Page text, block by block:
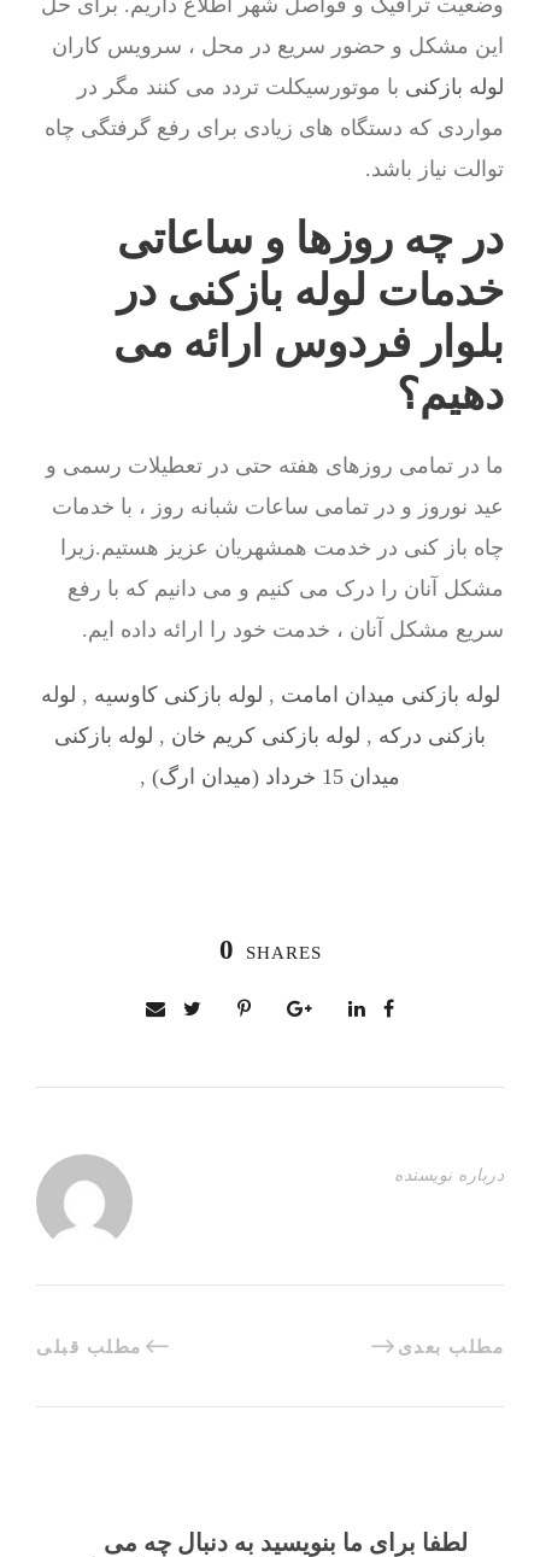
وضعیت ترافیک و فواصل شهر اطلاع داریم. برای حل
این مشکل و حضور سریع در محل ، سرویس کاران
لوله بازکنی با موتورسیکلت تردد می کنند مگر در
مواردی که دستگاه های زیادی برای رفع گرفتگی چاه
توالت نیاز باشد.
در چه روزها و ساعاتی
خدمات لوله بازکنی در
بلوار فردوس ارائه می
دهیم؟
ما در تمامی روزهای هفته حتی در تعطیلات رسمی و
عید نوروز و در تمامی ساعات شبانه روز ، با خدمات
چاه باز کنی در خدمت همشهریان عزیز هستیم.زیرا
مشکل آنان را درک می کنیم و می دانیم که با رفع
سریع مشکل آنان ، خدمت خود را ارائه داده ایم.
لوله بازکنی میدان امامت , لوله بازکنی کاوسیه , لوله
بازکنی درکه , لوله بازکنی کریم خان , لوله بازکنی
میدان 15 خرداد (میدان ارگ)
,
0 SHARES
درباره نویسنده
مطلب قبلی مطلب بعدی
لطفا برای ما بنویسید به دنبال چه می